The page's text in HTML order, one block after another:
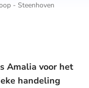
- Steenhoven
Amalia voor het
handeling